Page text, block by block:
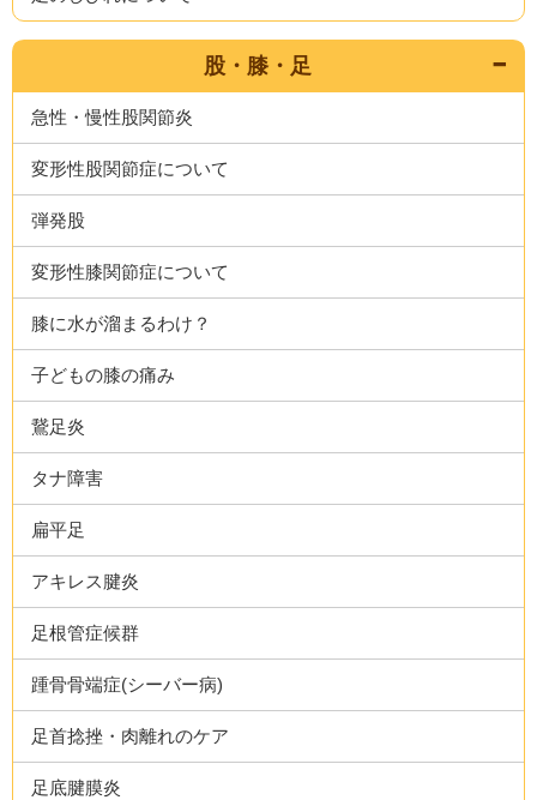
股・膝・足
急性・慢性股関節炎
変形性股関節症について
弾発股
変形性膝関節症について
膝に水が溜まるわけ？
子どもの膝の痛み
鵞足炎
タナ障害
扁平足
アキレス腱炎
足根管症候群
踵骨骨端症(シーバー病)
足首捻挫・肉離れのケア
足底腱膜炎